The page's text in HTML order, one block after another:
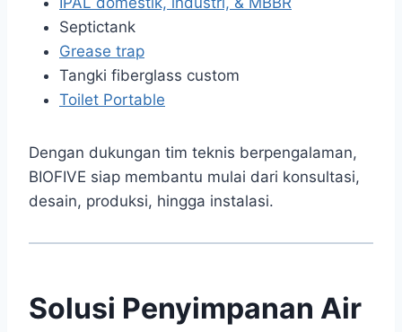
Septictank
Grease trap
Tangki fiberglass custom
Toilet Portable
Dengan dukungan tim teknis berpengalaman,
BIOFIVE siap membantu mulai dari konsultasi,
desain, produksi, hingga instalasi.
Solusi Penyimpanan Air